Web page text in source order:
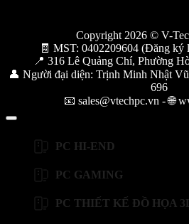
Copyright 2026 © V-
🧾 MST: 0402209604 (Đăng ký
📍 316 Lê Quảng Chí, Phường
👤 Người đại diện: Trịnh Minh Nhật
696
📧 sales@vtechpc.vn - 🌐
PC HI-END
PC GAMING
PC THIẾT KẾ ĐỒ HỌA